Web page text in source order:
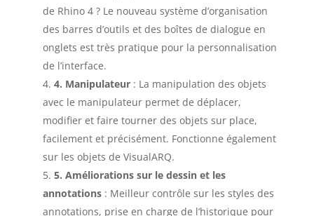
de Rhino 4 ? Le nouveau système d’organisation
des barres d’outils et des boîtes de dialogue en
onglets est très pratique pour la personnalisation
de l’interface.
4. Manipulateur : La manipulation des objets
avec le manipulateur permet de déplacer,
modifier et faire tourner des objets sur place,
facilement et précisément. Fonctionne également
sur les objets de VisualARQ.
5. Améliorations sur le dessin et les
annotations : Meilleur contrôle sur les styles des
annotations, prise en charge de l’historique pour